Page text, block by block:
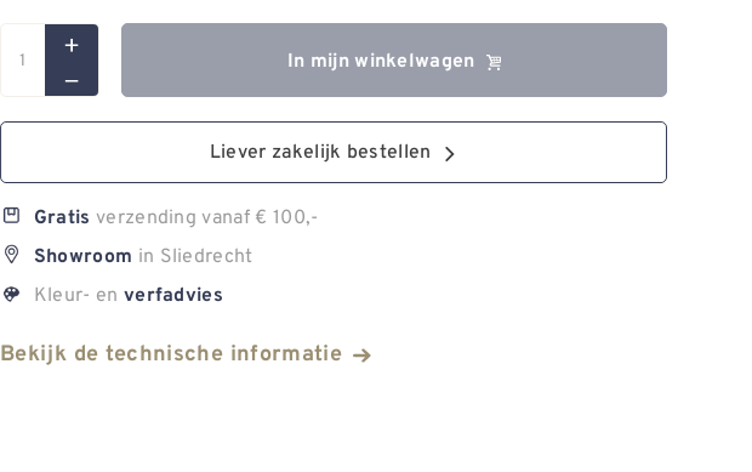
In mijn winkelwagen
Liever zakelijk bestellen
Gratis verzending vanaf € 100,-
Showroom in Sliedrecht
Kleur- en verfadvies
Bekijk de technische informatie